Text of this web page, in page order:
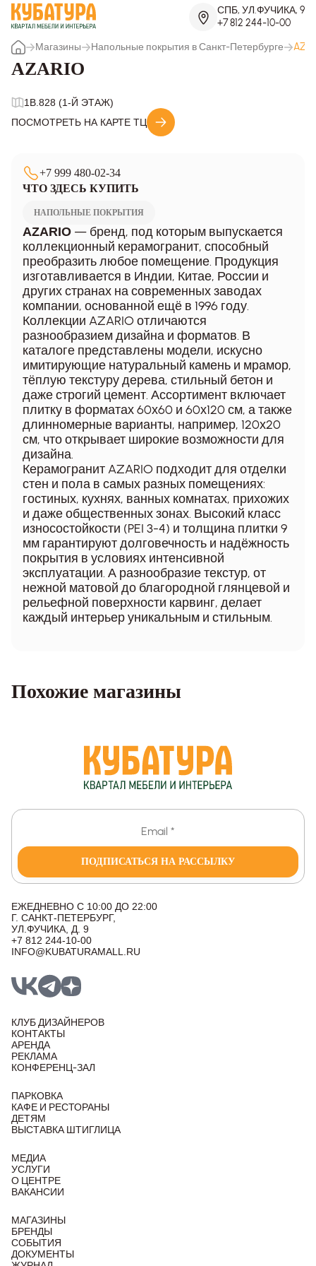
СПБ, УЛ.ФУЧИКА, 9
+7 812 244-10-00
Магазины
Напольные покрытия в Санкт-Петербурге
AZARIO
1B.828 (1-Й ЭТАЖ)
ПОСМОТРЕТЬ НА КАРТЕ ТЦ
+7 999 480-02-34
ЧТО ЗДЕСЬ КУПИТЬ
НАПОЛЬНЫЕ ПОКРЫТИЯ
AZARIO — бренд, под которым выпускается
коллекционный керамогранит, способный
преобразить любое помещение. Продукция
изготавливается в Индии, Китае, России и
других странах на современных заводах
компании, основанной ещё в 1996 году.
Коллекции AZARIO отличаются
разнообразием дизайна и форматов. В
каталоге представлены модели, искусно
имитирующие натуральный камень и мрамор,
тёплую текстуру дерева, стильный бетон и
даже строгий цемент. Ассортимент включает
плитку в форматах 60х60 и 60х120 см, а также
длинномерные варианты, например, 120х20
см, что открывает широкие возможности для
дизайна.
Керамогранит AZARIO подходит для отделки
стен и пола в самых разных помещениях:
гостиных, кухнях, ванных комнатах, прихожих
и даже общественных зонах. Высокий класс
износостойкости (PEI 3-4) и толщина плитки 9
мм гарантируют долговечность и надёжность
покрытия в условиях интенсивной
эксплуатации. А разнообразие текстур, от
нежной матовой до благородной глянцевой и
рельефной поверхности карвинг, делает
каждый интерьер уникальным и стильным.
Похожие магазины
ПОДПИСАТЬСЯ НА РАССЫЛКУ
ЕЖЕДНЕВНО С 10:00 ДО 22:00
Г. САНКТ-ПЕТЕРБУРГ,
УЛ.ФУЧИКА, Д. 9
+7 812 244-10-00
INFO@KUBATURAMALL.RU
КЛУБ ДИЗАЙНЕРОВ
КОНТАКТЫ
АРЕНДА
РЕКЛАМА
КОНФЕРЕНЦ-ЗАЛ
ПАРКОВКА
КАФЕ И РЕСТОРАНЫ
ДЕТЯМ
ВЫСТАВКА ШТИГЛИЦА
МЕДИА
УСЛУГИ
О ЦЕНТРЕ
ВАКАНСИИ
МАГАЗИНЫ
БРЕНДЫ
СОБЫТИЯ
ДОКУМЕНТЫ